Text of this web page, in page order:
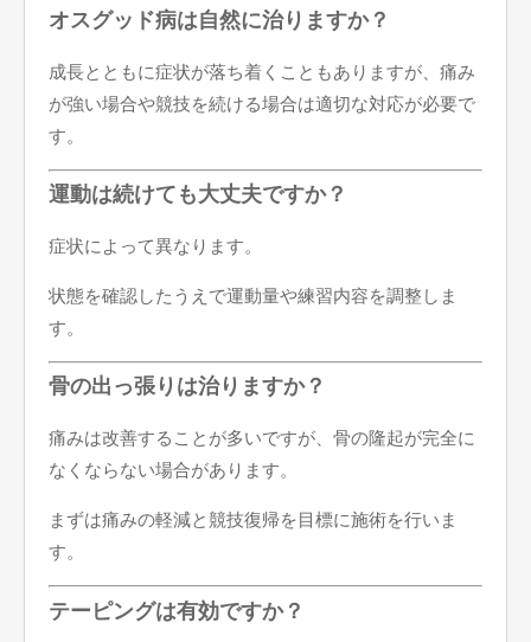
オスグッド病は自然に治りますか？
成長とともに症状が落ち着くこともありますが、痛み
が強い場合や競技を続ける場合は適切な対応が必要で
す。
運動は続けても大丈夫ですか？
症状によって異なります。
状態を確認したうえで運動量や練習内容を調整しま
す。
骨の出っ張りは治りますか？
痛みは改善することが多いですが、骨の隆起が完全に
なくならない場合があります。
まずは痛みの軽減と競技復帰を目標に施術を行いま
す。
テーピングは有効ですか？